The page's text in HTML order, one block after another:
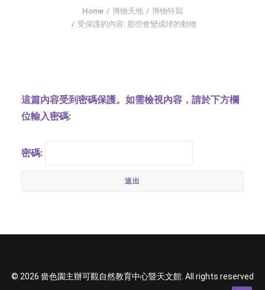
Home 博物天地
博物特寫
受保護的內容: 那些會變成球的動物
這篇內容受到密碼保護。如需檢視內容，請於下方欄
位輸入密碼:
密碼:
© 2026 嗇色園主辦可觀自然教育中心暨天文館. All rights reserved